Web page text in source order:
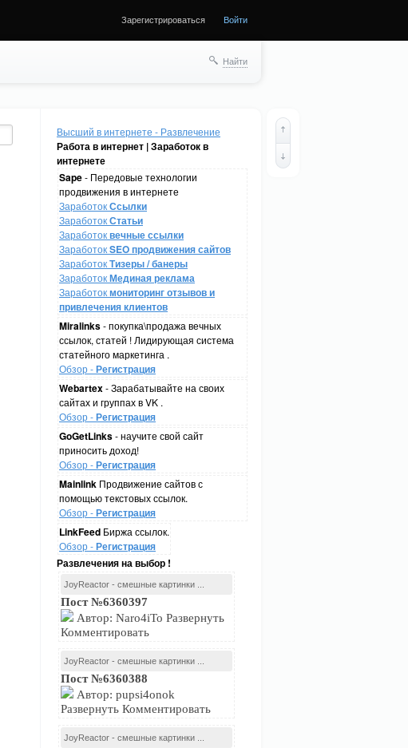
Зарегистрироваться Войти
Найти
Высший в интернете - Развлечение
Работа в интернет | Заработок в
интернете
Sape- Передовые технологии
продвижения в интернете
ЗаработокСсылки
ЗаработокСтатьи
Заработоквечные ссылки
ЗаработокSEO продвижения сайтов
ЗаработокТизеры / банеры
ЗаработокМединая реклама
Заработокмониторинг отзывов и
привлечения клиентов
Miralinks- покупка\продажа вечных
ссылок, статей ! Лидирующая система
статейного маркетинга .
Обзор -Регистрация
Webartex- Зарабатывайте на своих
сайтах и группах в VK .
Обзор -Регистрация
GoGetLinks- научите свой сайт
приносить доход!
Обзор -Регистрация
Mainlink Продвижение сайтов с
помощью текстовых ссылок.
Обзор -Регистрация
LinkFeed Биржа ссылок.
Обзор -Регистрация
Развлечения на выбор !
JoyReactor - смешные картинки ...
Пост №6360397
Автор: Naro4iTo Развернуть
Комментировать
JoyReactor - смешные картинки ...
Пост №6360388
Автор: pupsi4onok
Развернуть Комментировать
JoyReactor - смешные картинки ...